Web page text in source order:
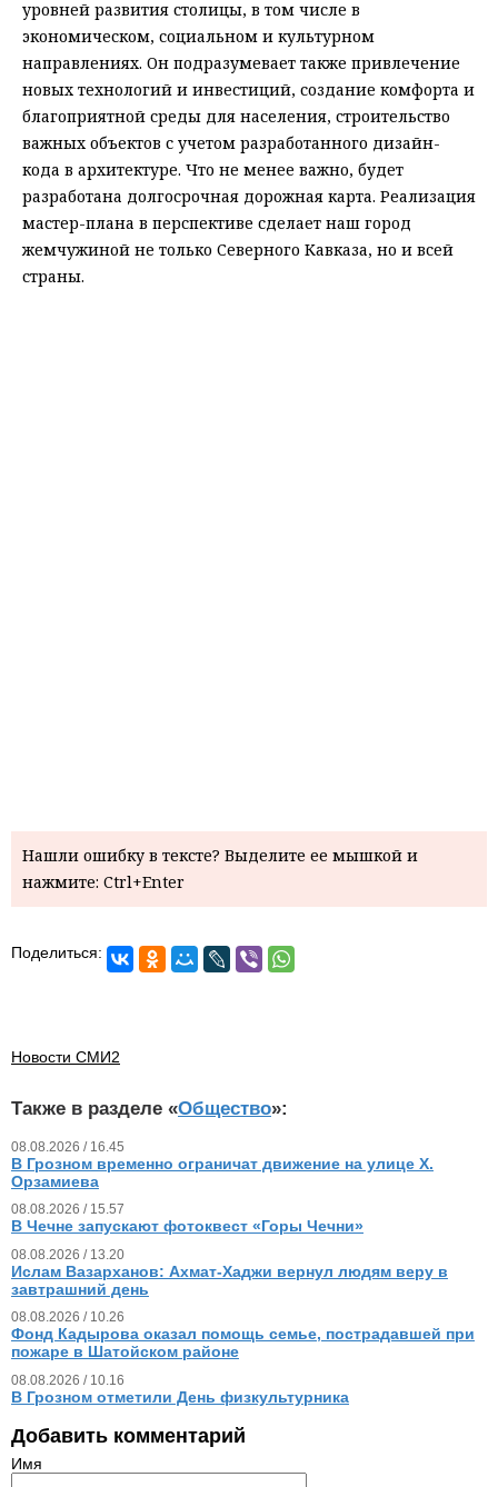
уровней развития столицы, в том числе в
экономическом, социальном и культурном
направлениях. Он подразумевает также привлечение
новых технологий и инвестиций, создание комфорта и
благоприятной среды для населения, строительство
важных объектов с учетом разработанного дизайн-
кода в архитектуре. Что не менее важно, будет
разработана долгосрочная дорожная карта. Реализация
мастер-плана в перспективе сделает наш город
жемчужиной не только Северного Кавказа, но и всей
страны.
Нашли ошибку в тексте? Выделите ее мышкой и
нажмите: Ctrl+Enter
Поделиться:
Новости СМИ2
Также в разделе «Общество»:
08.08.2026 / 16.45
В Грозном временно ограничат движение на улице Х.
Орзамиева
08.08.2026 / 15.57
В Чечне запускают фотоквест «Горы Чечни»
08.08.2026 / 13.20
Ислам Вазарханов: Ахмат-Хаджи вернул людям веру в
завтрашний день
08.08.2026 / 10.26
Фонд Кадырова оказал помощь семье, пострадавшей при
пожаре в Шатойском районе
08.08.2026 / 10.16
В Грозном отметили День физкультурника
Добавить комментарий
Имя